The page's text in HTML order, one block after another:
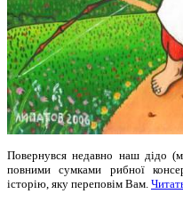
Повернувся недавно наш дідо
повними сумками рибної
історію, яку переповім Вам.